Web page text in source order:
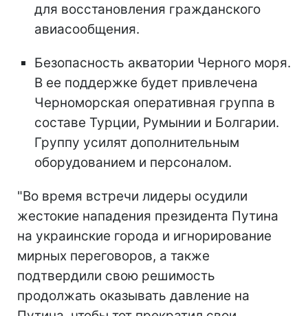
для восстановления гражданского
авиасообщения.
Безопасность акватории Черного моря.
В ее поддержке будет привлечена
Черноморская оперативная группа в
составе Турции, Румынии и Болгарии.
Группу усилят дополнительным
оборудованием и персоналом.
"Во время встречи лидеры осудили
жестокие нападения президента Путина
на украинские города и игнорирование
мирных переговоров, а также
подтвердили свою решимость
продолжать оказывать давление на